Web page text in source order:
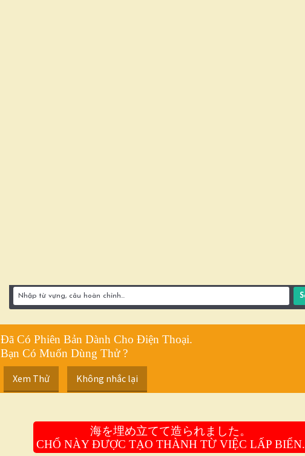
Đã Có Phiên Bản Dành Cho Điện Thoại.
Bạn Có Muốn Dùng Thử ?
Xem Thử Không nhắc lại
海を埋め立てて造られました。
CHỔ NÀY ĐƯỢC TẠO THÀNH TỪ VIỆC LẤP BIỂN.